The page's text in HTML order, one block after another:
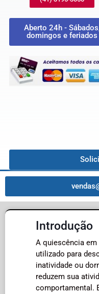
Aberto 24h -
domingos e feriados
Introdução
A quiescência
utilizado para
inatividade ou
reduzem sua
comportamental.